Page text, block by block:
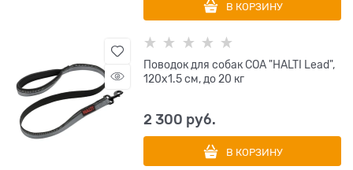
В КОРЗИНУ
Поводок для собак COA "HALTI Lead",
120х1.5 см, до 20 кг
2 300 руб.
В КОРЗИНУ